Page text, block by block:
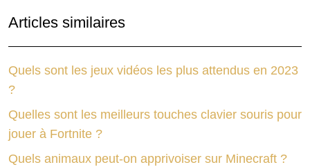
Articles similaires
Quels sont les jeux vidéos les plus attendus en 2023
?
Quelles sont les meilleurs touches clavier souris pour
jouer à Fortnite ?
Quels animaux peut-on apprivoiser sur Minecraft ?